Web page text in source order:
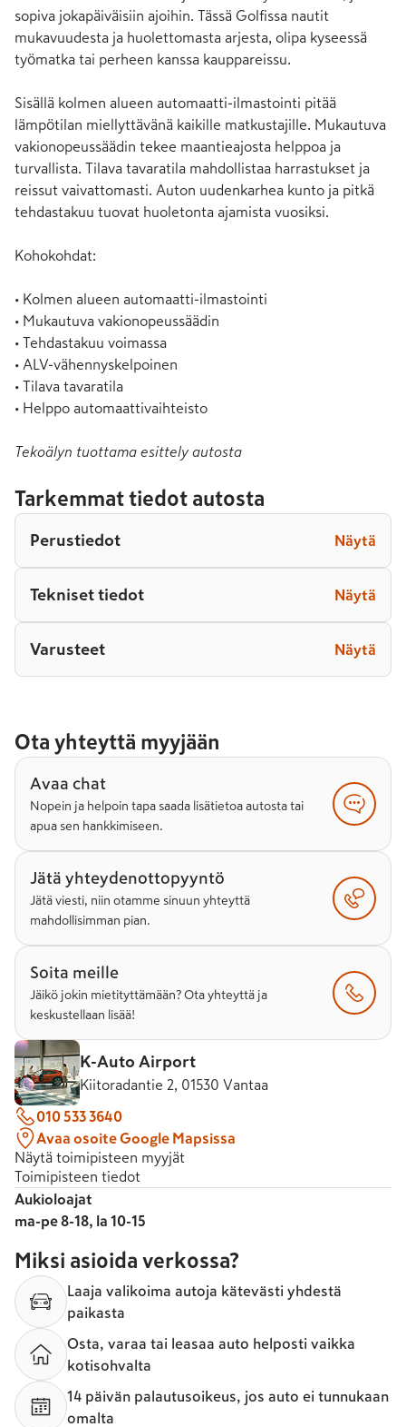
sopiva jokapäiväisiin ajoihin. Tässä Golfissa nautit
mukavuudesta ja huolettomasta arjesta, olipa kyseessä
työmatka tai perheen kanssa kauppareissu.
Sisällä kolmen alueen automaatti-ilmastointi pitää
lämpötilan miellyttävänä kaikille matkustajille. Mukautuva
vakionopeussäädin tekee maantieajosta helppoa ja
turvallista. Tilava tavaratila mahdollistaa harrastukset ja
reissut vaivattomasti. Auton uudenkarhea kunto ja pitkä
tehdastakuu tuovat huoletonta ajamista vuosiksi.
Kohokohdat:
• Kolmen alueen automaatti-ilmastointi
• Mukautuva vakionopeussäädin
• Tehdastakuu voimassa
• ALV-vähennyskelpoinen
• Tilava tavaratila
• Helppo automaattivaihteisto
Tekoälyn tuottama esittely autosta
Tarkemmat tiedot autosta
Perustiedot Näytä
Tekniset tiedot Näytä
Varusteet Näytä
Ota yhteyttä myyjään
Avaa chat
Nopein ja helpoin tapa saada lisätietoa autosta tai
apua sen hankkimiseen.
Jätä yhteydenottopyyntö
Jätä viesti, niin otamme sinuun yhteyttä
mahdollisimman pian.
Soita meille
Jäikö jokin mietityttämään? Ota yhteyttä ja
keskustellaan lisää!
K-Auto Airport
Kiitoradantie 2, 01530 Vantaa
010 533 3640
Avaa osoite Google Mapsissa
Näytä toimipisteen myyjät
Toimipisteen tiedot
Aukioloajat
ma-pe 8-18, la 10-15
Miksi asioida verkossa?
Laaja valikoima autoja kätevästi yhdestä
paikasta
Osta, varaa tai leasaa auto helposti vaikka
kotisohvalta
14 päivän palautusoikeus, jos auto ei tunnukaan
omalta